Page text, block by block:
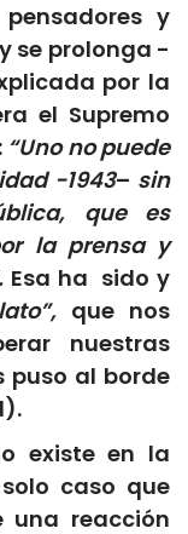
y
se prolonga -
por la
el Supremo
“Uno no puede
-1943– sin
que es
la prensa y
Esa ha sido y
que nos
nuestras
puso al borde
existe en la
caso que
una reacción